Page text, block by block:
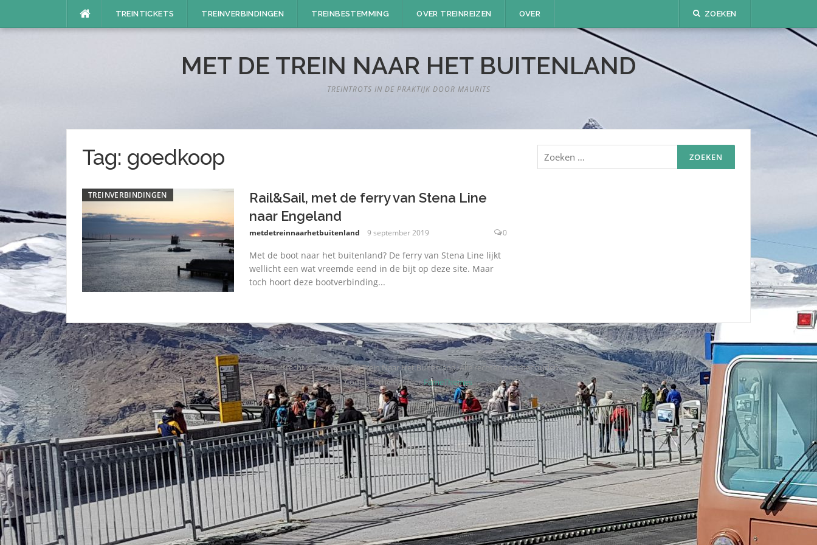
TREINTICKETS TREINVERBINDINGEN TREINBESTEMMING OVER TREINREIZEN OVER ZOEKEN
MET DE TREIN NAAR HET BUITENLAND
TREINTROTS IN DE PRAKTIJK DOOR MAURITS
Tag: goedkoop
TREINVERBINDINGEN
Rail&Sail, met de ferry van Stena Line
naar Engeland
metdetreinnaarhetbuitenland 9 september 2019 0
Met de boot naar het buitenland? De ferry van Stena Line lijkt
wellicht een wat vreemde eend in de bijt op deze site. Maar
toch hoort deze bootverbinding...
Zoeken
naar:
Auteursrecht © 2026 Met De Trein Naar Het Buitenland. Alle rechten voorbehouden.
Codilight thema doorFameThemes